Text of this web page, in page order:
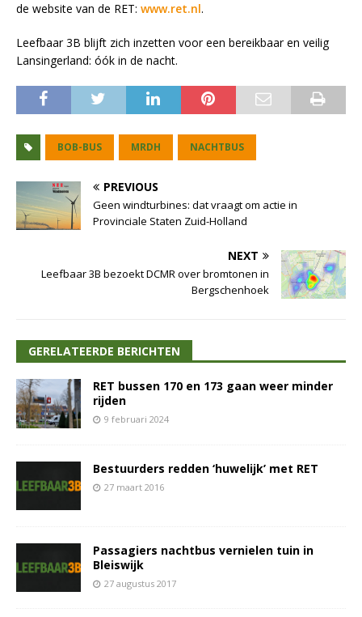
de website van de RET: www.ret.nl.
Leefbaar 3B blijft zich inzetten voor een bereikbaar en veilig
Lansingerland: óók in de nacht.
BOB-BUS MRDH NACHTBUS
PREVIOUS
Geen windturbines: dat vraagt om actie in
Provinciale Staten Zuid-Holland
NEXT
Leefbaar 3B bezoekt DCMR over bromtonen in
Bergschenhoek
GERELATEERDE BERICHTEN
RET bussen 170 en 173 gaan weer minder
rijden
9 februari 2024
Bestuurders redden ‘huwelijk’ met RET
27 maart 2016
Passagiers nachtbus vernielen tuin in
Bleiswijk
27 augustus 2017